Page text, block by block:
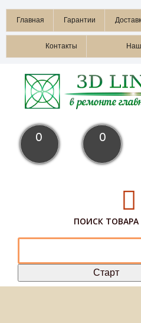
Главная Гарантии
Контакты
0 0
ПОИСК ТОВАРА